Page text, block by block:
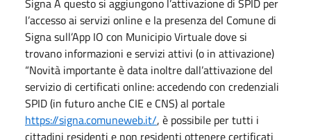
l’accesso ai servizi online e la presenza del Comune di
Signa sull’App IO con Municipio Virtuale dove si
trovano informazioni e servizi attivi (o in attivazione)
“Novità importante è data inoltre dall’attivazione del
servizio di certificati online: accedendo con credenziali
SPID (in futuro anche CIE e CNS) al portale
https://signa.comuneweb.it/, è possibile per tutti i
cittadini residenti e non residenti ottenere certificati